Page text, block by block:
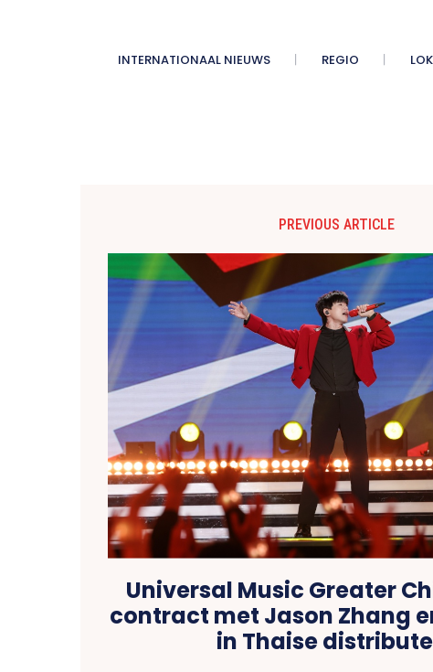
INTERNATIONAAL NIEUWS REGIO
PREVIOUS ARTICLE
Universal Music Greater
contract met Jason Zhang
in Thaise